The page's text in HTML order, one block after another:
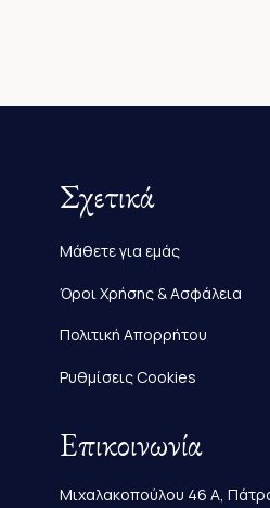
Σχετικά
Μάθετε για εμάς
Όροι Χρήσης & Ασφάλεια
Πολιτική Απορρήτου
Ρυθμίσεις Cookies
Επικοινωνία
Μιχαλακοπούλου 46 Α,